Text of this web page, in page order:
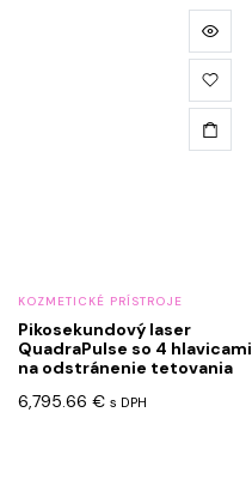
KOZMETICKÉ PRÍSTROJE
Pikosekundový laser
QuadraPulse so 4 hlavicami
na odstránenie tetovania
6,795.66 € s DPH